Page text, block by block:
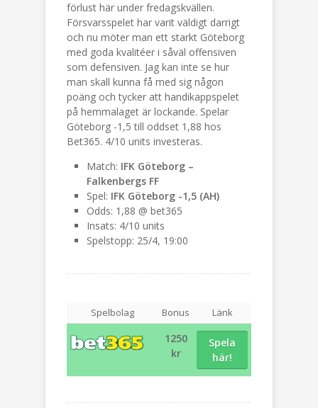
förlust här under fredagskvällen.
Försvarsspelet har varit väldigt darrigt
och nu möter man ett starkt Göteborg
med goda kvalitéer i såväl offensiven
som defensiven. Jag kan inte se hur
man skall kunna få med sig någon
poäng och tycker att handikappspelet
på hemmalaget är lockande. Spelar
Göteborg -1,5 till oddset 1,88 hos
Bet365. 4/10 units investeras.
Match: IFK Göteborg –
Falkenbergs FF
Spel: IFK Göteborg -1,5 (AH)
Odds: 1,88 @ bet365
Insats: 4/10 units
Spelstopp: 25/4, 19:00
Spelbolag Bonus Länk
1250
kr
Spela
här!